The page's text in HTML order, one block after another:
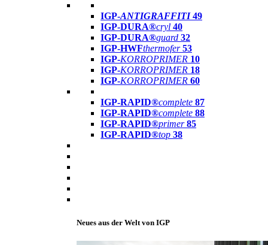
IGP-ANTIGRAFFITI49
IGP-DURA®cryl 40
IGP-DURA®guard 32
IGP-HWFthermofer 53
IGP-KORROPRIMER 10
IGP-KORROPRIMER 18
IGP-KORROPRIMER 60
IGP-RAPID®complete 87
IGP-RAPID®complete 88
IGP-RAPID®primer 85
IGP-RAPID®top 38
Neues aus der Welt von IGP